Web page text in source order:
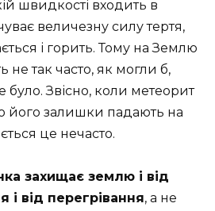
швидкості входить в
величезну силу тертя,
і горить. Тому на Землю
не так часто, як могли б,
Звісно, коли метеорит
його залишки падають на
це нечасто.
захищає землю і від
від перегрівання, а не